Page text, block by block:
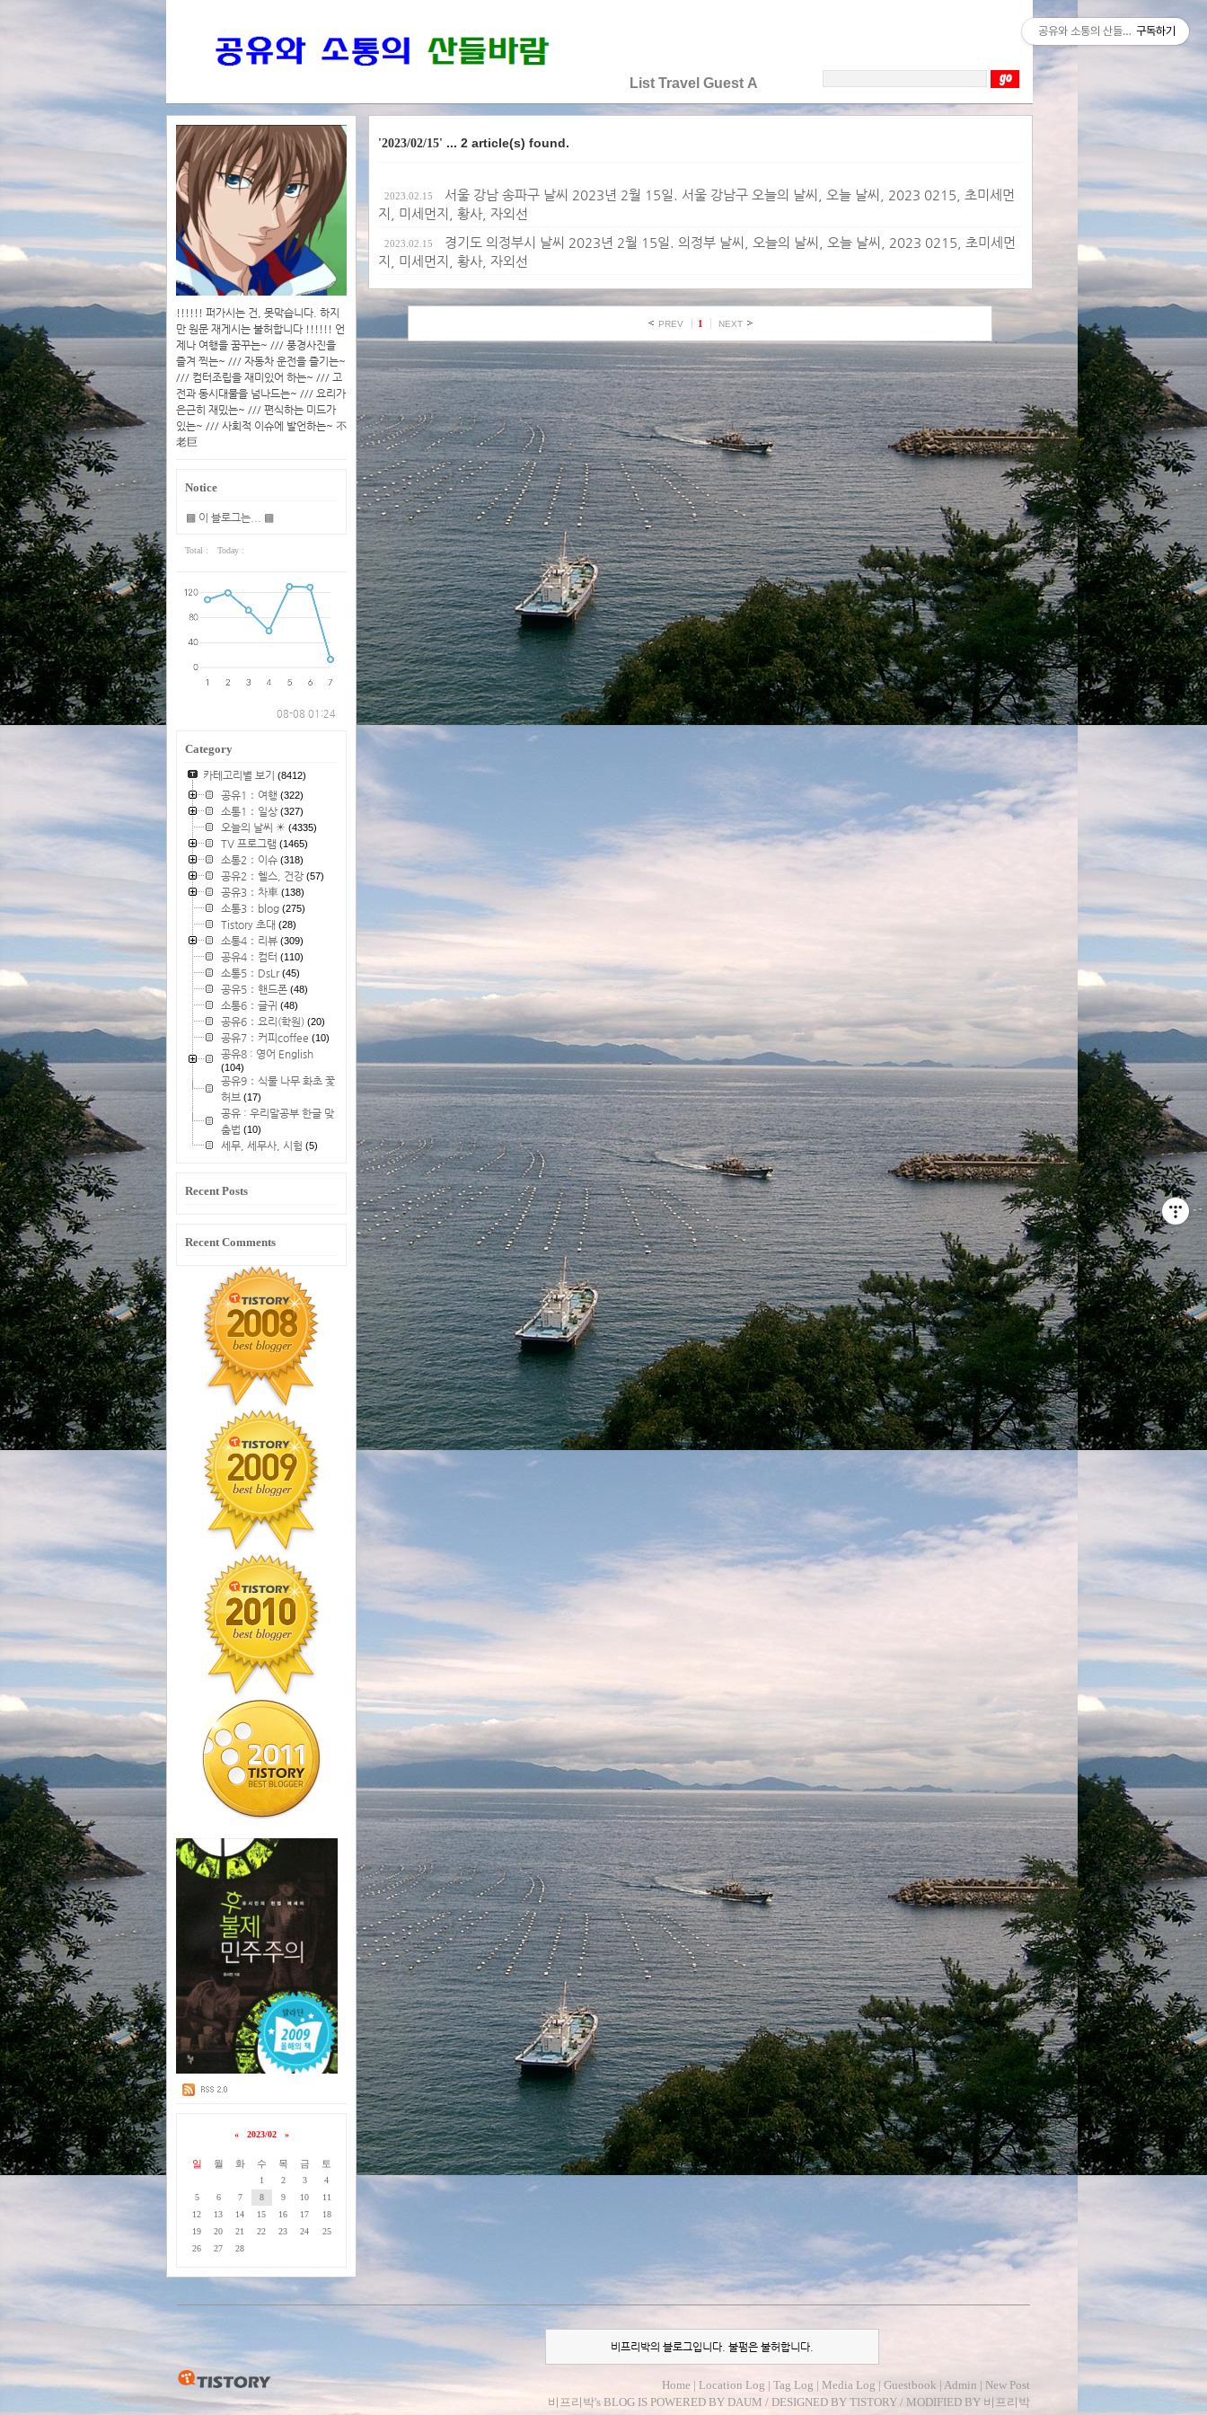
List Travel Guest A
!!!!!! 퍼가시는 건, 못막습니다. 하지
만 원문 재게시는 불허합니다 !!!!!! 언
제나 여행을 꿈꾸는~ /// 풍경사진을
즐겨 찍는~ /// 자동차 운전을 즐기는~
/// 컴터조립을 재미있어 하는~ /// 고
전과 동시대물을 넘나드는~ /// 요리가
은근히 재밌는~ /// 편식하는 미드가
있는~ /// 사회적 이슈에 발언하는~ 不
老巨
Notice
▩ 이 블로그는... ▩
Total : Today :
08-08 01:24
Category
카테고리별 보기 (8412)
공유1：여행 (322)
소통1：일상(327)
오늘의 날씨 ☀ (4335)
TV 프로그램 (1465)
소통2：이슈(318)
공유2：헬스, 건강(57)
공유3：차車(138)
소통3：blog(275)
Tistory 초대 (28)
소통4：리뷰(309)
공유4：컴터 (110)
소통5：DsLr(45)
공유5：핸드폰(48)
소통6：글귀 (48)
공유6：요리(학원)(20)
공유7：커피coffee (10)
공유8 : 영어 English
(104)
공유9：식물 나무 화초 꽃
허브 (17)
공유 : 우리말공부 한글 맞
춤법 (10)
세무, 세무사, 시험 (5)
Recent Posts
Recent Comments
« 2023/02 »
일 월 화 수 목 금 토
1 2 3
4
5
6 7 8 9 10
11
12
13 14 15 16 17
18
19
20 21 22 23 24
25
26
27 28
'2023/02/15' ... 2 article(s) found.
2023.02.15 서울 강남 송파구 날씨 2023년 2월 15일. 서울 강남구 오늘의 날씨, 오늘 날씨, 2023 0215, 초미세먼
지, 미세먼지, 황사, 자외선
2023.02.15 경기도 의정부시 날씨 2023년 2월 15일. 의정부 날씨, 오늘의 날씨, 오늘 날씨, 2023 0215, 초미세먼
지, 미세먼지, 황사, 자외선
PREV 1 NEXT
비프리박의 블로그입니다. 불펌은 불허합니다.
Home | Location Log | Tag Log | Media Log | Guestbook | Admin | New Post
비프리박's BLOG IS POWERED BY DAUM / DESIGNED BY TISTORY / MODIFIED BY 비프리박
공유와 소통의 산들바람구독하기